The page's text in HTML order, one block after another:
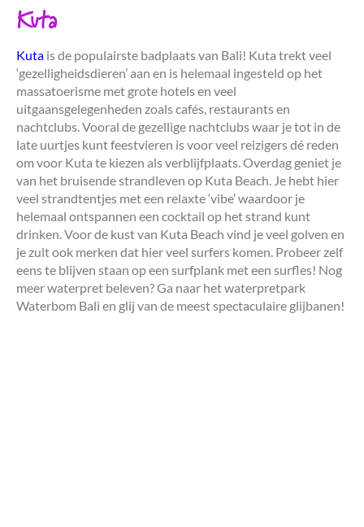
Kuta
Kuta is de populairste badplaats van Bali! Kuta trekt veel
‘gezelligheidsdieren’ aan en is helemaal ingesteld op het
massatoerisme met grote hotels en veel
uitgaansgelegenheden zoals cafés, restaurants en
nachtclubs. Vooral de gezellige nachtclubs waar je tot in de
late uurtjes kunt feestvieren is voor veel reizigers dé reden
om voor Kuta te kiezen als verblijfplaats. Overdag geniet je
van het bruisende strandleven op Kuta Beach. Je hebt hier
veel strandtentjes met een relaxte ‘vibe’ waardoor je
helemaal ontspannen een cocktail op het strand kunt
drinken. Voor de kust van Kuta Beach vind je veel golven en
je zult ook merken dat hier veel surfers komen. Probeer zelf
eens te blijven staan op een surfplank met een surfles! Nog
meer waterpret beleven? Ga naar het waterpretpark
Waterbom Bali en glij van de meest spectaculaire glijbanen!